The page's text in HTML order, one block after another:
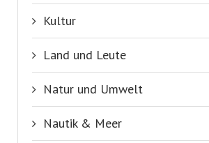
Kultur
Land und Leute
Natur und Umwelt
Nautik & Meer